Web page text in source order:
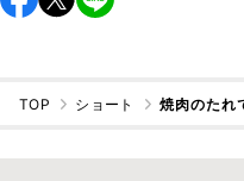
TOP ショート 焼肉のたれ